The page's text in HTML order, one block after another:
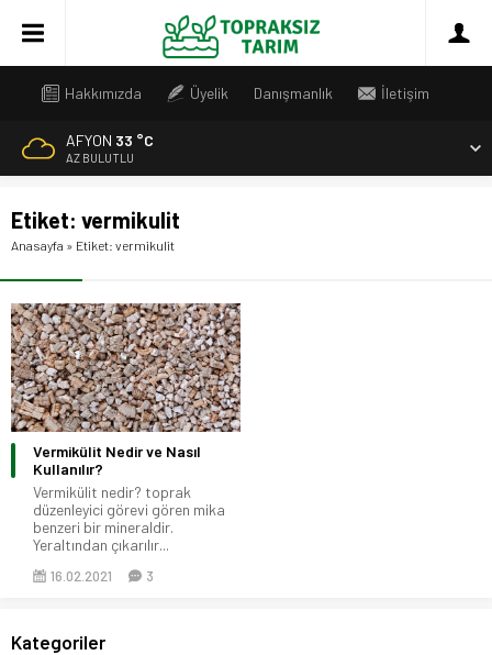
Hakkımızda Üyelik Danışmanlık İletişim
AFYON 33 °C
AZ BULUTLU
Etiket: vermikulit
Anasayfa » Etiket: vermikulit
Vermikülit Nedir ve Nasıl
Kullanılır?
Vermikülit nedir? toprak
düzenleyici görevi gören mika
benzeri bir mineraldir.
Yeraltından çıkarılır...
16.02.2021 3
Kategoriler